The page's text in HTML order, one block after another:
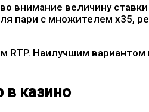
внимание величину
пари с множителем х35,
Наилучшим вариантом
в казино